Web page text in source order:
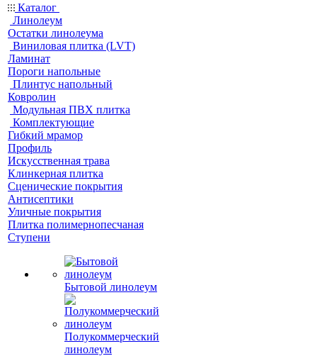
Каталог
Линолеум
Остатки линолеума
Виниловая плитка (LVT)
Ламинат
Пороги напольные
Плинтус напольный
Ковролин
Модульная ПВХ плитка
Комплектующие
Гибкий мрамор
Профиль
Искусственная трава
Клинкерная плитка
Сценические покрытия
Антисептики
Уличные покрытия
Плитка полимернопесчаная
Ступени
Бытовой линолеум
Полукоммерческий
линолеум